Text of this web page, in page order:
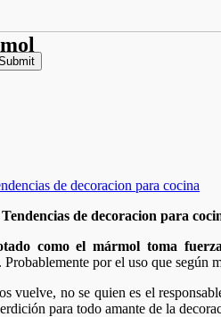
como el mármol toma
Probablemente por el uso que
vuelve, no se quien es el
para todo amante de la